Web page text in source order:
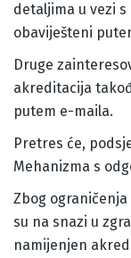
detaljima u vezi
obaviješteni
Druge
akreditacija
putem e-maila.
Pretres će,
Mehanizma s
Zbog ograničenja
su na snazi u
namijenjen